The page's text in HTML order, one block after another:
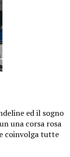
ed il sogno
una corsa rosa
coinvolga tutte